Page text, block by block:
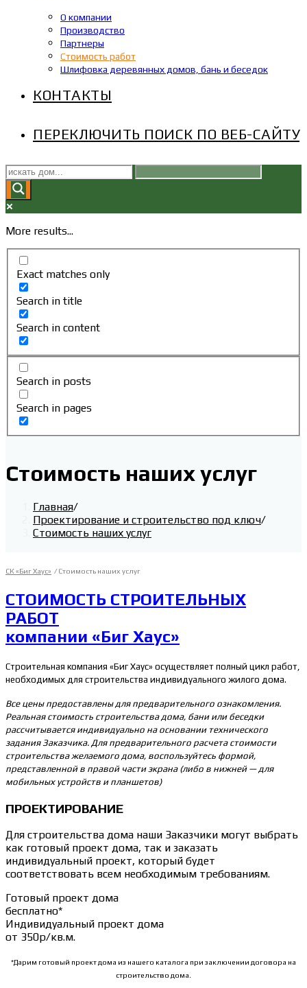
О компании
Производство
Партнеры
Стоимость работ
Шлифовка деревянных домов, бань и беседок
КОНТАКТЫ
ПЕРЕКЛЮЧИТЬ ПОИСК ПО ВЕБ-САЙТУ
More results...
Exact matches only
Search in title
Search in content
Search in posts
Search in pages
Стоимость наших услуг
Главная/
Проектирование и строительство под ключ/
Стоимость наших услуг
СК «Биг Хаус» / Стоимость наших услуг
СТОИМОСТЬ СТРОИТЕЛЬНЫХ
РАБОТ
компании «Биг Хаус»
Строительная компания «Биг Хаус» осуществляет полный цикл работ,
необходимых для строительства индивидуального жилого дома.
Все цены предоставлены для предварительного ознакомления.
Реальная стоимость строительства дома, бани или беседки
рассчитывается индивидуально на основании технического
задания Заказчика. Для предварительного расчета стоимости
строительства желаемого дома, воспользуйтесь формой,
представленной в правой части экрана (либо в нижней — для
мобильных устройств и планшетов)
ПРОЕКТИРОВАНИЕ
Для строительства дома наши Заказчики могут выбрать
как готовый проект дома, так и заказать
индивидуальный проект, который будет
соответствовать всем необходимым требованиям.
Готовый проект дома
бесплатно*
Индивидуальный проект дома
от 350р/кв.м.
*Дарим готовый проект дома из нашего каталога при заключении договора на
строительство дома.